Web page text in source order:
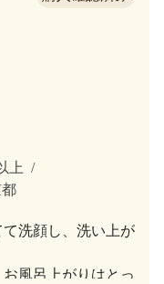
上
洗顔し、洗い上が
風呂上がりはとっ